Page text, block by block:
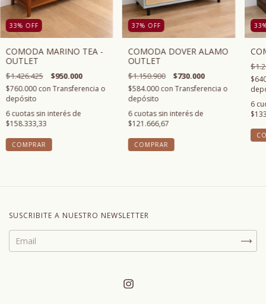
33% OFF
COMODA MARINO TEA -
OUTLET
$1.426.425 $950.000
$760.000con Transferencia o
depósito
6cuotas sin interés de
$158.333,33
37% OFF
COMODA DOVER ALAMO
OUTLET
$1.150.900 $730.000
$584.000con Transferencia o
depósito
6cuotas sin interés de
$121.666,67
33
6
SUSCRIBITE A NUESTRO NEWSLETTER